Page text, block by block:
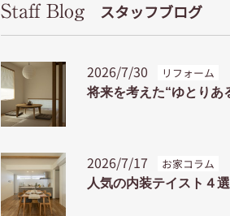
Staff Blog スタッフブログ
2026/7/30 リフォーム
将来を考えた“ゆとりあ
2026/7/17 お家コラム
人気の内装テイスト４選